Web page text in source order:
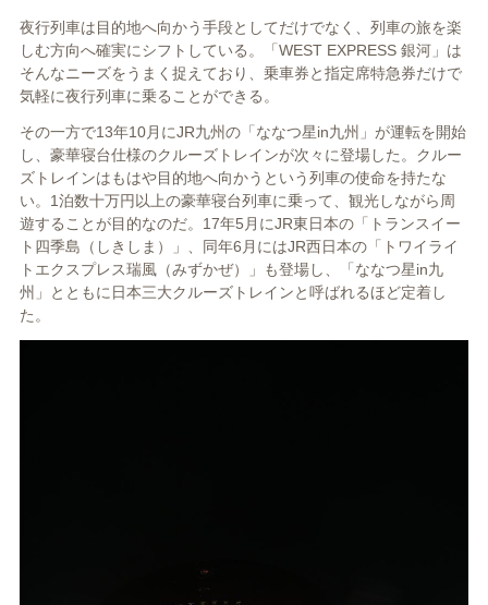
夜行列車は目的地へ向かう手段としてだけでなく、列車の旅を楽
しむ方向へ確実にシフトしている。「WEST EXPRESS 銀河」は
そんなニーズをうまく捉えており、乗車券と指定席特急券だけで
気軽に夜行列車に乗ることができる。
その一方で13年10月にJR九州の「ななつ星in九州」が運転を開始
し、豪華寝台仕様のクルーズトレインが次々に登場した。クルー
ズトレインはもはや目的地へ向かうという列車の使命を持たな
い。1泊数十万円以上の豪華寝台列車に乗って、観光しながら周
遊することが目的なのだ。17年5月にJR東日本の「トランスイー
ト四季島（しきしま）」、同年6月にはJR西日本の「トワイライ
トエクスプレス瑞風（みずかぜ）」も登場し、「ななつ星in九
州」とともに日本三大クルーズトレインと呼ばれるほど定着し
た。